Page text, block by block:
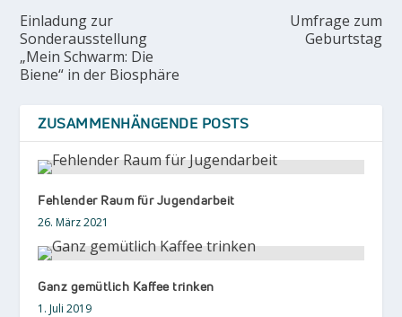
Einladung zur
Sonderausstellung
„Mein Schwarm: Die
Biene“ in der Biosphäre
Umfrage zum
Geburtstag
ZUSAMMENHÄNGENDE POSTS
Fehlender Raum für Jugendarbeit
26. März 2021
Ganz gemütlich Kaffee trinken
1. Juli 2019